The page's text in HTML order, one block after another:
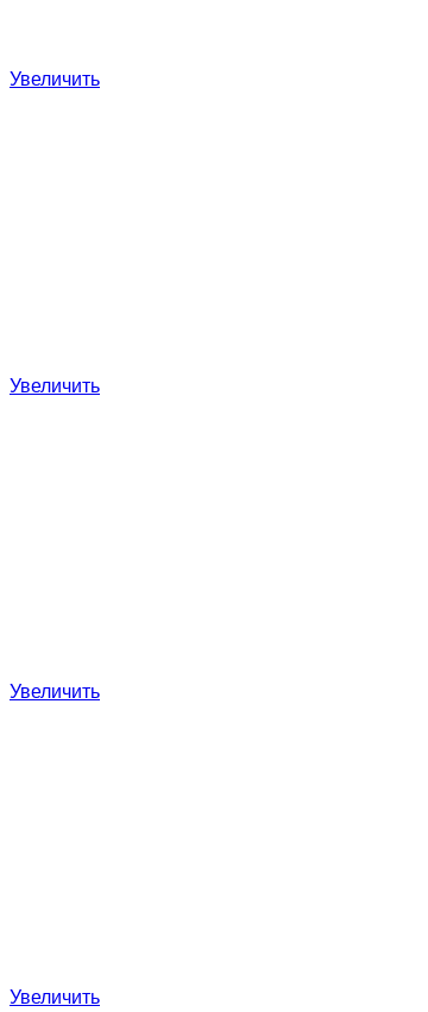
Увеличить
Увеличить
Увеличить
Увеличить